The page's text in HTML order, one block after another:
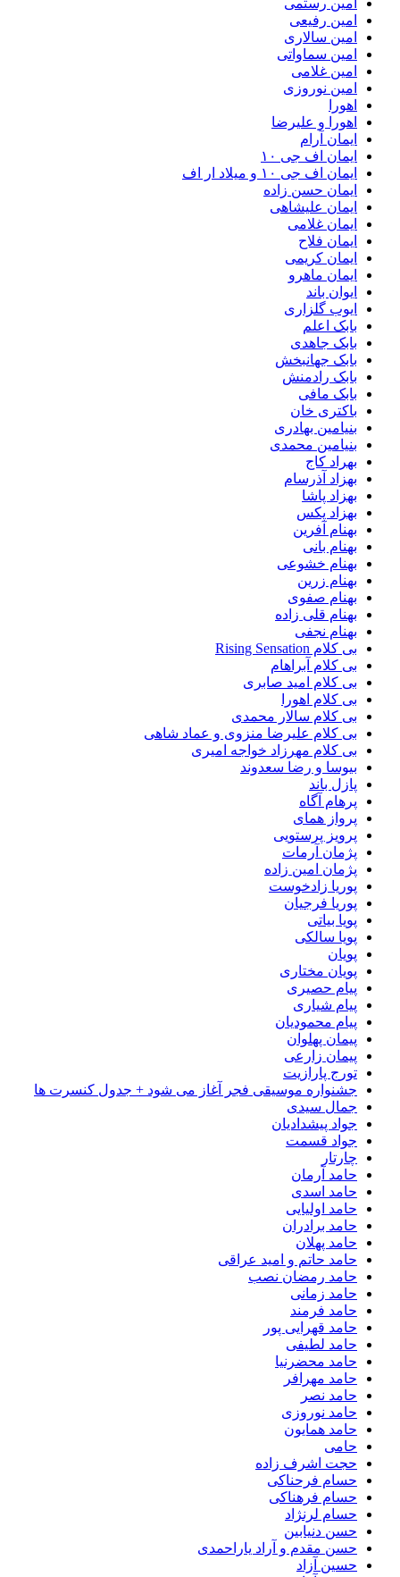
امین رستمی
امین رفیعی
امین سالاری
امین سماواتی
امین غلامی
امین نوروزی
اهورا
اهورا و علیرضا
ایمان آرام
ایمان اف جی ۱۰
ایمان اف جی ۱۰ و میلاد ار اف
ایمان حسن زاده
ایمان علیشاهی
ایمان غلامی
ایمان فلاح
ایمان کریمی
ایمان ماهرو
ایوان باند
ایوب گلزاری
بابک اعلم
بابک جاهدی
بابک جهانبخش
بابک رادمنش
بابک مافی
باکتری خان
بنیامین بهادری
بنیامین محمدی
بهراد کاج
بهزاد آذرسام
بهزاد پاشا
بهزاد پکس
بهنام آفرین
بهنام بانی
بهنام خشوعی
بهنام زرین
بهنام صفوی
بهنام قلی زاده
بهنام نجفی
بی کلام Rising Sensation
بی کلام آبراهام
بی کلام امید صابری
بی کلام اهورا
بی کلام سالار محمدی
بی کلام علیرضا منزوی و عماد شاهی
بی کلام مهرزاد خواجه امیری
بیوسا و رضا سعدوند
پازل باند
پرهام آگاه
پرواز همای
پرویز پرستویی
پژمان آرمات
پژمان امین زاده
پوریا زادخوست
پوریا فرجیان
پویا بیاتی
پویا سالکی
پویان
پویان مختاری
پیام حصیری
پیام شیاری
پیام محمودیان
پیمان پهلوان
پیمان زارعی
تورج پارازیت
جشنواره موسیقی فجر آغاز می شود + جدول کنسرت ها
جمال سیدی
جواد پیشدادیان
جواد قسمت
چارتار
حامد آرمان
حامد اسدی
حامد اولیایی
حامد برادران
حامد پهلان
حامد حاتم و امید عراقی
حامد رمضان نصب
حامد زمانی
حامد فرمند
حامد قهرایی پور
حامد لطیفی
حامد محضرنیا
حامد مهرافر
حامد نصر
حامد نوروزی
حامد همایون
حامی
حجت اشرف زاده
حسام فرحناکی
حسام فرهناکی
حسام لرنژاد
حسن دنیابین
حسن مقدم و آراد یاراحمدی
حسین آزاد